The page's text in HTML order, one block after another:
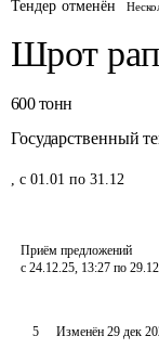
Тендер отменён
Шрот
600 тонн
Государственный
, с 01.01 по 31.12
Приём предложений
с 24.12.25, 13:27 по
5 Изменён 29 дек